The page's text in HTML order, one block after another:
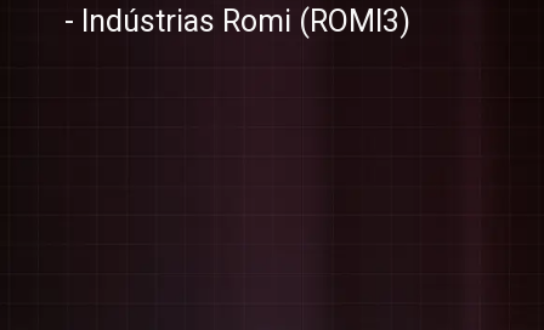
- Indústrias Romi (ROMI3)